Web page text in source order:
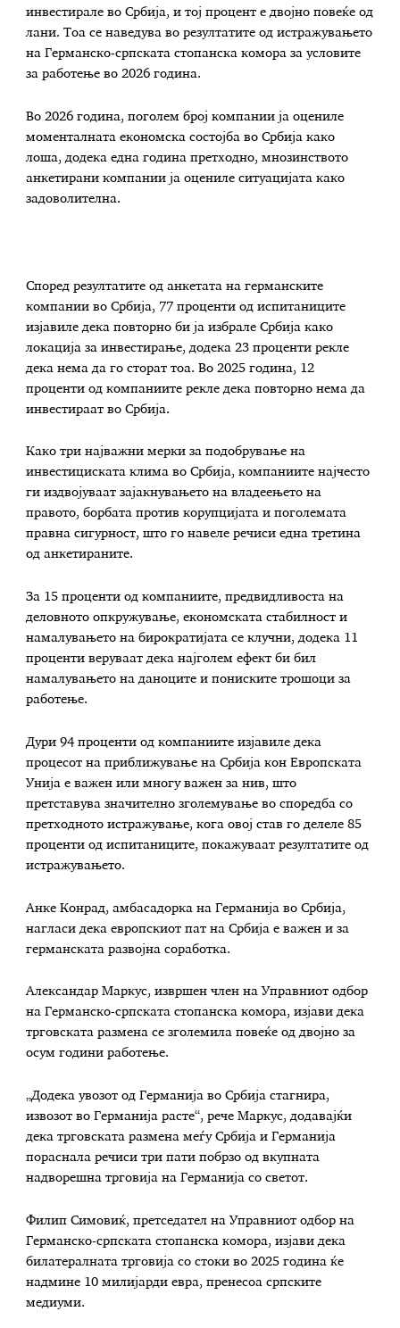
инвестирале во Србија, и тој процент е двојно повеќе од
лани. Тоа се наведува во резултатите од истражувањето
на Германско-српската стопанска комора за условите
за работење во 2026 година.
Во 2026 година, поголем број компании ја оцениле
моменталната економска состојба во Србија како
лоша, додека една година претходно, мнозинството
анкетирани компании ја оцениле ситуацијата како
задоволителна.
Според резултатите од анкетата на германските
компании во Србија, 77 проценти од испитаниците
изјавиле дека повторно би ја избрале Србија како
локација за инвестирање, додека 23 проценти рекле
дека нема да го сторат тоа. Во 2025 година, 12
проценти од компаниите рекле дека повторно нема да
инвестираат во Србија.
Како три најважни мерки за подобрување на
инвестициската клима во Србија, компаниите најчесто
ги издвојуваат зајакнувањето на владеењето на
правото, борбата против корупцијата и поголемата
правна сигурност, што го навеле речиси една третина
од анкетираните.
За 15 проценти од компаниите, предвидливоста на
деловното опкружување, економската стабилност и
намалувањето на бирократијата се клучни, додека 11
проценти веруваат дека најголем ефект би бил
намалувањето на даноците и пониските трошоци за
работење.
Дури 94 проценти од компаниите изјавиле дека
процесот на приближување на Србија кон Европската
Унија е важен или многу важен за нив, што
претставува значително зголемување во споредба со
претходното истражување, кога овој став го делеле 85
проценти од испитаниците, покажуваат резултатите од
истражувањето.
Анке Конрад, амбасадорка на Германија во Србија,
нагласи дека европскиот пат на Србија е важен и за
германската развојна соработка.
Александар Маркус, извршен член на Управниот одбор
на Германско-српската стопанска комора, изјави дека
трговската размена се зголемила повеќе од двојно за
осум години работење.
„Додека увозот од Германија во Србија стагнира,
извозот во Германија расте“, рече Маркус, додавајќи
дека трговската размена меѓу Србија и Германија
пораснала речиси три пати побрзо од вкупната
надворешна трговија на Германија со светот.
Филип Симовиќ, претседател на Управниот одбор на
Германско-српската стопанска комора, изјави дека
билатералната трговија со стоки во 2025 година ќе
надмине 10 милијарди евра, пренесоа српските
медиуми.